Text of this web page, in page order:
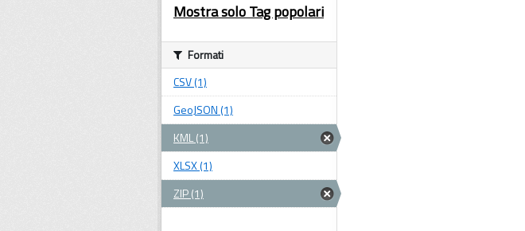
Mostra solo Tag popolari
Formati
CSV (1)
GeoJSON (1)
KML (1)
XLSX (1)
ZIP (1)